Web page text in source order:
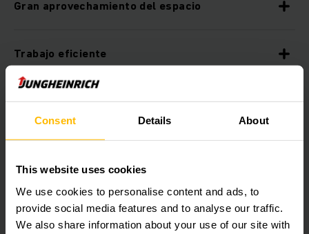
Consent Details About
This website uses cookies
We use cookies to personalise content and ads, to
provide social media features and to analyse our traffic.
We also share information about your use of our site with
Gran aprovechamiento del espacio
Trabajo eficiente
Estanterías de palets de Jungheinrich de gran
calidad
Alta seguridad de procesos